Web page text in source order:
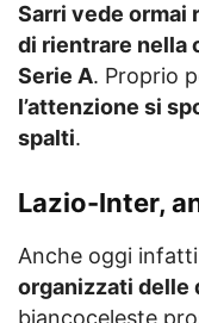
Sarri vede ormai
di rientrare nella
Serie A. Proprio
l’attenzione si
spalti.
Lazio-Inter,
Anche oggi infatti
organizzati delle
biancoceleste